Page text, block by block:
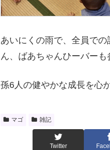
あいにくの雨で、全員で
ん、ばあちゃんひーバーも
孫6人の健やかな成長を心
マゴ 雑記
Twitter